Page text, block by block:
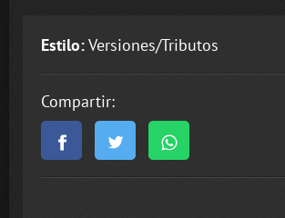
Estilo:Versiones/Tributos
Compartir: